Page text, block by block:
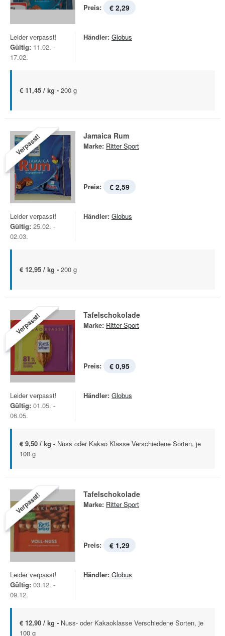
Preis: € 2,29
Leider verpasst!
Gültig: 11.02. -
17.02.
Händler: Globus
€ 11,45 / kg - 200 g
Verpasst! Jamaica Rum
Marke: Ritter Sport
Preis: € 2,59
Leider verpasst!
Gültig: 25.02. -
02.03.
Händler: Globus
€ 12,95 / kg - 200 g
Verpasst! Tafelschokolade
Marke: Ritter Sport
Preis: € 0,95
Leider verpasst!
Gültig: 01.05. -
06.05.
Händler: Globus
€ 9,50 / kg - Nuss oder Kakao Klasse Verschiedene Sorten, je
100 g
Verpasst! Tafelschokolade
Marke: Ritter Sport
Preis: € 1,29
Leider verpasst!
Gültig: 03.12. -
09.12.
Händler: Globus
€ 12,90 / kg - Nuss- oder Kakaoklasse Verschiedene Sorten, je
100 g